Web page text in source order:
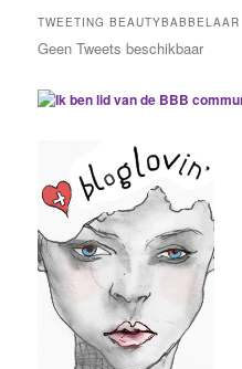
TWEETING BEAUTYBABBELAAR
Geen Tweets beschikbaar